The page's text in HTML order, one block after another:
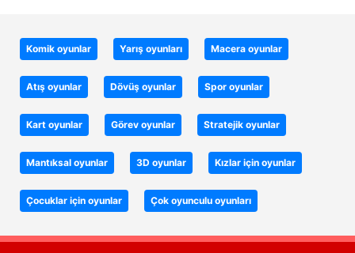
Komik oyunlar Yarış oyunları Macera oyunlar
Atış oyunlar Dövüş oyunlar Spor oyunlar
Kart oyunlar Görev oyunlar Stratejik oyunlar
Mantıksal oyunlar 3D oyunlar Kızlar için oyunlar
Çocuklar için oyunlar Çok oyunculu oyunları